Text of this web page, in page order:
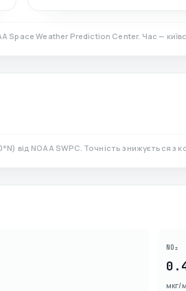
Space Weather Prediction Center. Час —
°N) від NOAA SWPC. Точність знижується
NO₂
мкг/